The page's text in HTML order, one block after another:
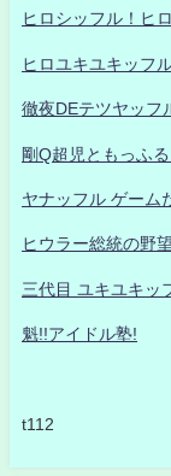
ヒロシッフル！ヒ
ヒロユキユキッフ
徹夜DEテツヤッフ
剛Q超児ともっふる
ヤナッフル ゲーム
ヒウラー総統の野望
三代目 ユキユキッ
魁!!アイドル塾!
t112